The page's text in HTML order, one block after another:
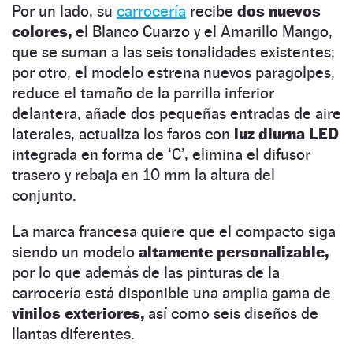
Por un lado, su carrocería recibe dos nuevos
colores, el Blanco Cuarzo y el Amarillo Mango,
que se suman a las seis tonalidades existentes;
por otro, el modelo estrena nuevos paragolpes,
reduce el tamaño de la parrilla inferior
delantera, añade dos pequeñas entradas de aire
laterales, actualiza los faros con luz diurna LED
integrada en forma de ‘C’, elimina el difusor
trasero y rebaja en 10 mm la altura del
conjunto.
La marca francesa quiere que el compacto siga
siendo un modelo altamente personalizable,
por lo que además de las pinturas de la
carrocería está disponible una amplia gama de
vinilos exteriores, así como seis diseños de
llantas diferentes.